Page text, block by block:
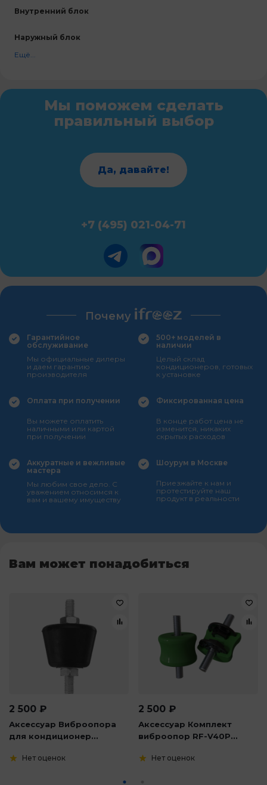
Внутренний блок
Наружный блок
Ещё...
Мы поможем сделать
правильный выбор
Да, давайте!
+7 (495) 021-04-71
Почему
Гарантийное
обслуживание
Мы официальные дилеры
и даем гарантию
производителя
500+ моделей в
наличии
Целый склад
кондиционеров, готовых
к установке
Оплата при получении
Вы можете оплатить
наличными или картой
при получении
Фиксированная цена
В конце работ цена не
изменится, никаких
скрытых расходов
Аккуратные и вежливые
мастера
Мы любим свое дело. С
уважением относимся к
вам и вашему имуществу
Шоурум в Москве
Приезжайте к нам и
протестируйте наш
продукт в реальности
Вам может понадобиться
2 500 ₽
Аксессуар Виброопора
для кондиционер...
Нет оценок
2 500 ₽
Аксессуар Комплект
виброопор RF-V40P...
Нет оценок